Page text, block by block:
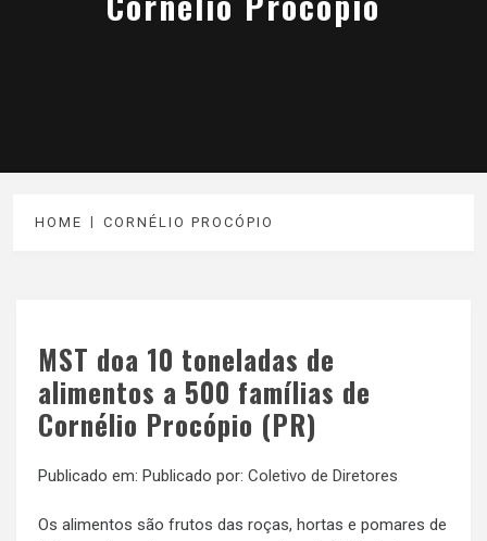
HOME CORNÉLIO PROCÓPIO
MST doa 10 toneladas de
alimentos a 500 famílias de
Cornélio Procópio (PR)
Publicado em: Publicado por: Coletivo de Diretores
Os alimentos são frutos das roças, hortas e pomares de